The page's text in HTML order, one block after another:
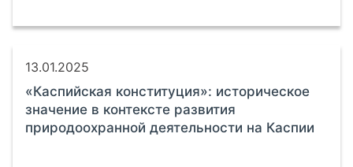
13.01.2025
«Каспийская конституция»: историческое
значение в контексте развития
природоохранной деятельности на Каспии